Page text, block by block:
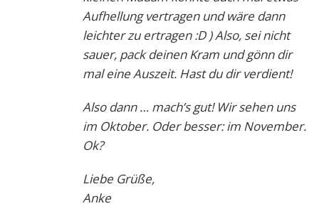
Aufhellung vertragen und wäre dann
leichter zu ertragen :D ) Also, sei nicht
sauer, pack deinen Kram und gönn dir
mal eine Auszeit. Hast du dir verdient!
Also dann … mach’s gut! Wir sehen uns
im Oktober. Oder besser: im November.
Ok?
Liebe Grüße,
Anke